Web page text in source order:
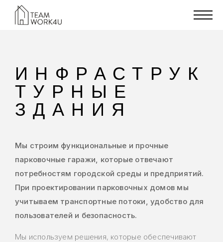
ИНФРАСТРУК
ТУРНЫЕ
ЗДАНИЯ
Мы строим функциональные и прочные
парковочные гаражи, которые отвечают
потребностям городской среды и предприятий.
При проектировании парковочных домов мы
учитываем транспортные потоки, удобство для
пользователей и безопасность.
Мы используем решения, которые обеспечивают